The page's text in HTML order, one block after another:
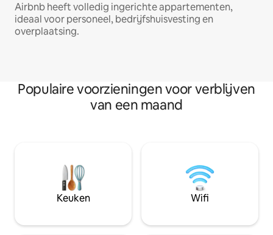
Airbnb heeft volledig ingerichte appartementen,
ideaal voor personeel, bedrijfshuisvesting en
overplaatsing.
Populaire voorzieningen voor verblijven
van een maand
Keuken Wifi